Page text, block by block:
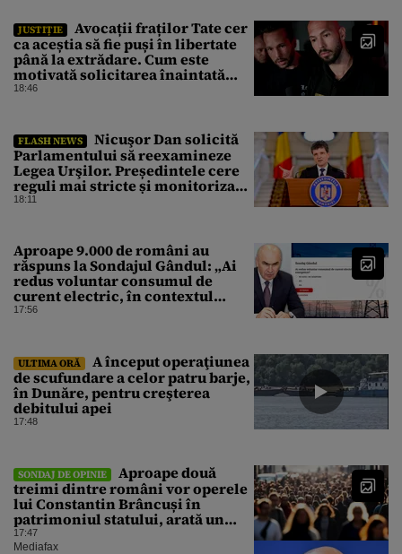
JUSTIȚIE
Avocații fraților Tate cer
ca aceștia să fie puși în libertate
până la extrădare. Cum este
motivată solicitarea înaintată
instanței
18:46
FLASH NEWS
Nicuşor Dan solicită
Parlamentului să reexamineze
Legea Urşilor. Președintele cere
reguli mai stricte și monitorizare
în timp real
18:11
Aproape 9.000 de români au
răspuns la Sondajul Gândul: „Ai
redus voluntar consumul de
curent electric, în contextul
crizei energetice?” Rezultatul a
17:56
ULTIMA ORĂ
A început operaţiunea
de scufundare a celor patru barje,
în Dunăre, pentru creşterea
debitului apei
17:48
SONDAJ DE OPINIE
Aproape două
treimi dintre români vor operele
lui Constantin Brâncuși în
patrimoniul statului, arată un
sondaj
17:47
Mediafax